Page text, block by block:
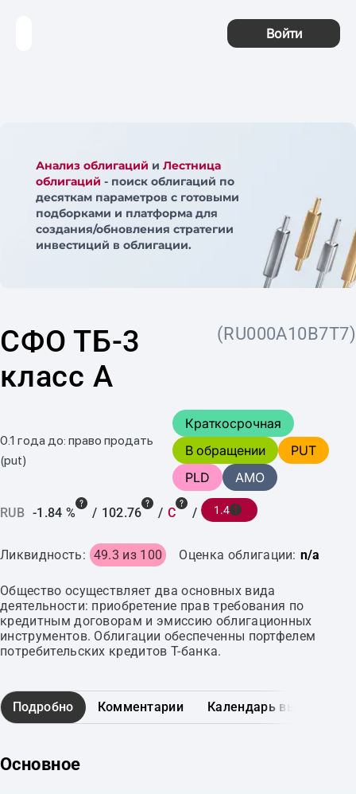
Войти
Анализ облигаций и Лестница
облигаций - поиск облигаций по
десяткам параметров с готовыми
подборками и платформа для
создания/обновления стратегии
инвестиций в облигации.
СФО ТБ-3
класс А
(RU000A10B7T7)
0.1 года до: право продать
(put)
Краткосрочная
В обращении
PUT
PLD
AMO
RUB -1.84 % / 102.76 / C / 1.4
Ликвидность: 49.3 из 100 Оценка облигации: n/a
Общество осуществляет два основных вида
деятельности: приобретение прав требования по
кредитным договорам и эмиссию облигационных
инструментов. Облигации обеспеченны портфелем
потребительских кредитов Т-банка.
Подробно Комментарии Календарь выплат
Основное